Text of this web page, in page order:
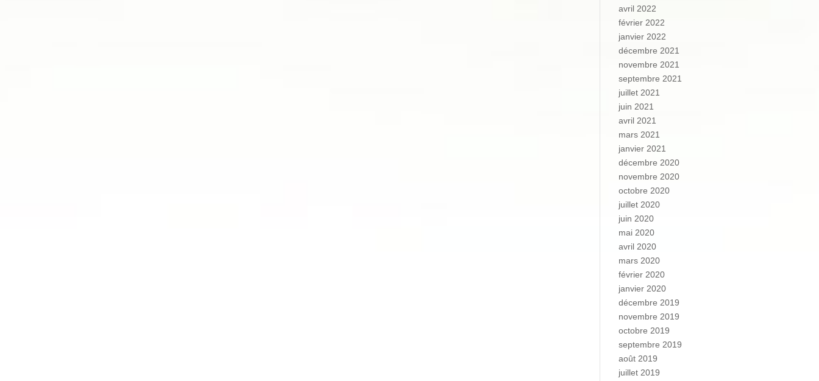
avril 2022
février 2022
janvier 2022
décembre 2021
novembre 2021
septembre 2021
juillet 2021
juin 2021
avril 2021
mars 2021
janvier 2021
décembre 2020
novembre 2020
octobre 2020
juillet 2020
juin 2020
mai 2020
avril 2020
mars 2020
février 2020
janvier 2020
décembre 2019
novembre 2019
octobre 2019
septembre 2019
août 2019
juillet 2019